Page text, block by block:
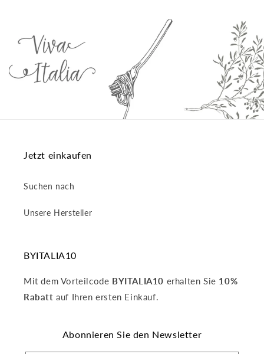
Jetzt einkaufen
Suchen nach
Unsere Hersteller
BYITALIA10
Mit dem Vorteilcode BYITALIA10 erhalten Sie 10%
Rabatt auf Ihren ersten Einkauf.
Abonnieren Sie den Newsletter